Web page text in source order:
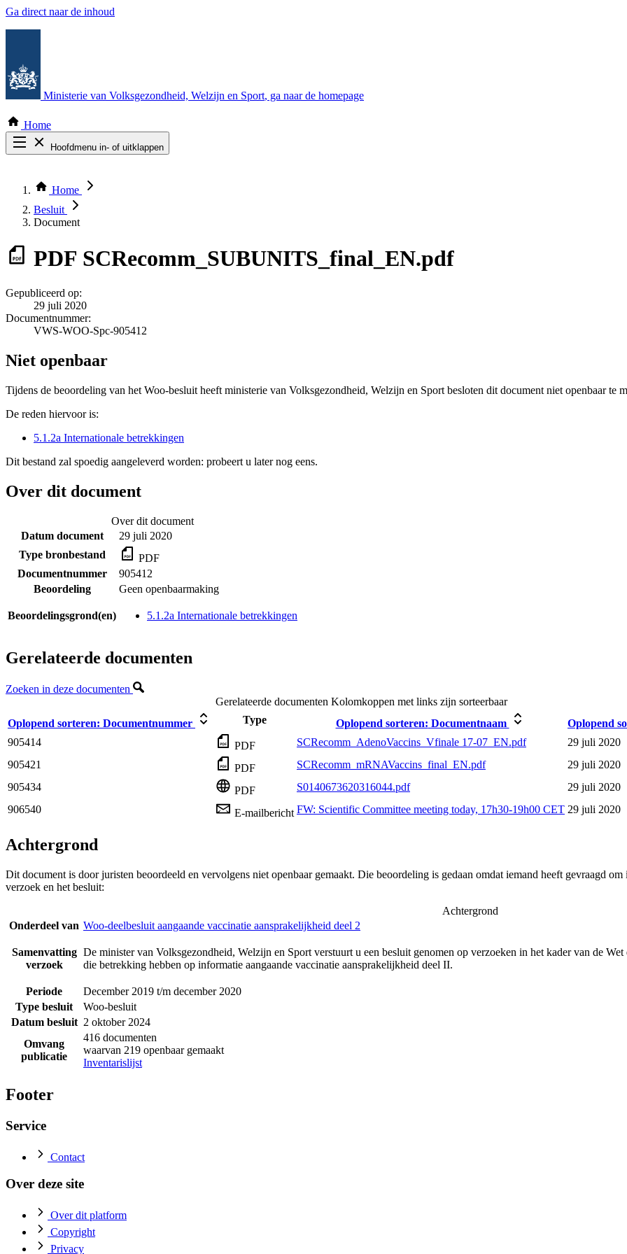
Ga direct naar de inhoud
Ministerie van Volksgezondheid, Welzijn en Sport, ga naar de homepage
Home
Hoofdmenu in- of uitklappen
Thema COVID-19
Bekijk per bestuursorgaan
Home
Besluit
Document
PDF SCRecomm_SUBUNITS_final_EN.pdf
Gepubliceerd op:
29 juli 2020
Documentnummer:
VWS-WOO-Spc-905412
Niet openbaar
Tijdens de beoordeling van het Woo-besluit heeft ministerie van Volksgezondheid, Welzijn en Sport besloten dit document niet openbaar te
De reden hiervoor is:
5.1.2a Internationale betrekkingen
Dit bestand zal spoedig aangeleverd worden: probeert u later nog eens.
Over dit document
Over dit document
Datum document
29 juli 2020
Type bronbestand
PDF
Documentnummer
905412
Beoordeling
Geen openbaarmaking
Beoordelingsgrond(en) 5.1.2a Internationale betrekkingen
Gerelateerde documenten
Zoeken in deze documenten
Gerelateerde documenten Kolomkoppen met links zijn sorteerbaar
Oplopend sorteren: Documentnummer Type Oplopend sorteren: Documentnaam Oplopend
905414
PDF SCRecomm_AdenoVaccins_Vfinale 17-07_EN.pdf
29 juli 2020
905421
PDF SCRecomm_mRNAVaccins_final_EN.pdf
29 juli 2020
905434
PDF S0140673620316044.pdf
29 juli 2020
906540
E-mailbericht FW: Scientific Committee meeting today, 17h30-19h00 CET 29 juli 2020
Achtergrond
Dit document is door juristen beoordeeld en vervolgens niet openbaar gemaakt. Die beoordeling is gedaan omdat iemand heeft gevraagd
verzoek en het besluit:
Achtergrond
Onderdeel van Woo-deelbesluit aangaande vaccinatie aansprakelijkheid deel 2
Samenvatting
verzoek
De minister van Volksgezondheid, Welzijn en Sport verstuurt u een besluit genomen op verzoeken in het kader van de
die betrekking hebben op informatie aangaande vaccinatie aansprakelijkheid deel II.
Periode
December 2019 t/m december 2020
Type besluit
Woo-besluit
Datum besluit 2 oktober 2024
Omvang
publicatie
416 documenten
waarvan 219 openbaar gemaakt
Inventarislijst
Footer
Service
Contact
Over deze site
Over dit platform
Copyright
Privacy